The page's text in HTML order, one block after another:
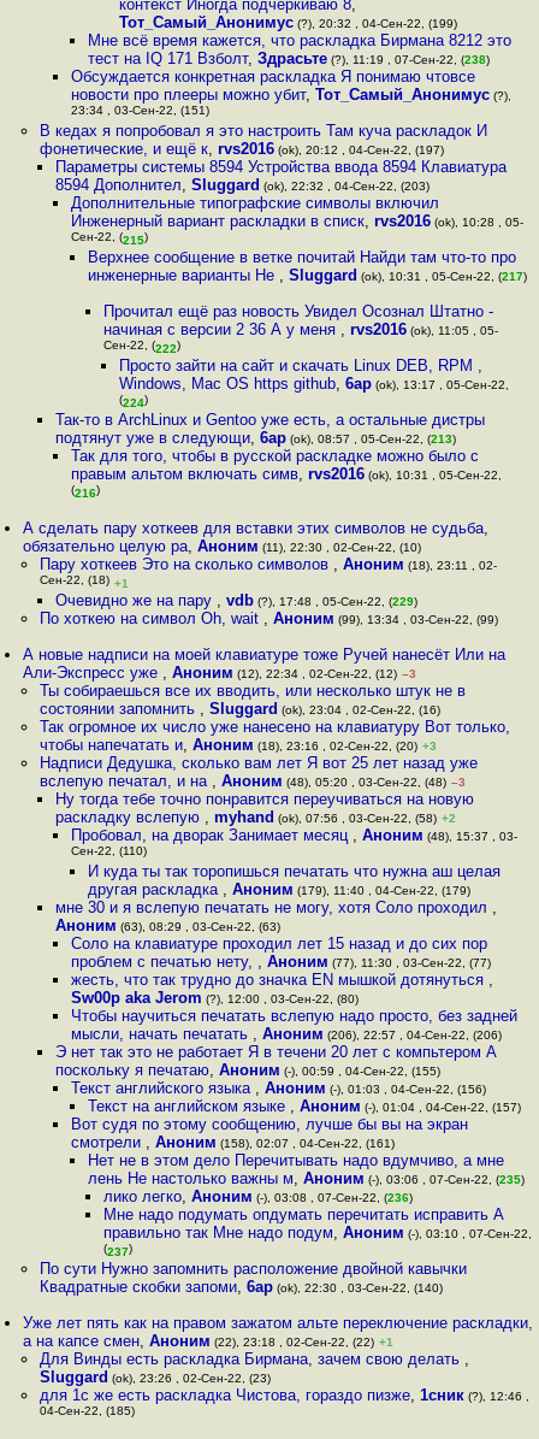
контекст Иногда подчёркиваю 8,
Тот_Самый_Анонимус (?), 20:32 , 04-Сен-22, (199)
Мне всё время кажется, что раскладка Бирмана 8212 это
тест на IQ 171 Взболт, Здрасьте(?), 11:19 , 07-Сен-22, (238)
Обсуждается конкретная раскладка Я понимаю чтовсе
новости про плееры можно убит,Тот_Самый_Анонимус (?),
23:34 , 03-Сен-22, (151)
В кедах я попробовал я это настроить Там куча раскладок И
фонетические, и ещё к, rvs2016(ok), 20:12 , 04-Сен-22, (197)
Параметры системы 8594 Устройства ввода 8594 Клавиатура
8594 Дополнител, Sluggard (ok), 22:32 , 04-Сен-22, (203)
Дополнительные типографские символы включил
Инженерный вариант раскладки в списк,rvs2016 (ok), 10:28 , 05-
Сен-22, (215)
Верхнее сообщение в ветке почитай Найди там что-то про
инженерные варианты Не , Sluggard (ok), 10:31 , 05-Сен-22, (217)
Прочитал ещё раз новость Увидел Осознал Штатно -
начиная с версии 2 36 А у меня , rvs2016(ok), 11:05 , 05-
Сен-22, (222)
Просто зайти на сайт и скачать Linux DEB, RPM ,
Windows, Mac OS https github,6ap (ok), 13:17 , 05-Сен-22,
(224)
Так-то в ArchLinux и Gentoo уже есть, а остальные дистры
подтянут уже в следующи, 6ap(ok), 08:57 , 05-Сен-22, (213)
Так для того, чтобы в русской раскладке можно было с
правым альтом включать симв,rvs2016 (ok), 10:31 , 05-Сен-22,
(216)
А сделать пару хоткеев для вставки этих символов не судьба,
обязательно целую ра,Аноним (11), 22:30 , 02-Сен-22, (10)
Пару хоткеев Это на сколько символов , Аноним (18), 23:11 , 02-
Сен-22, (18) +1
Очевидно же на пару , vdb(?), 17:48 , 05-Сен-22, (229)
По хоткею на символ Oh, wait , Аноним (99), 13:34 , 03-Сен-22, (99)
А новые надписи на моей клавиатуре тоже Ручей нанесёт Или на
Али-Экспресс уже ,Аноним (12), 22:34 , 02-Сен-22, (12) –3
Ты собираешься все их вводить, или несколько штук не в
состоянии запомнить , Sluggard (ok), 23:04 , 02-Сен-22, (16)
Так огромное их число уже нанесено на клавиатуру Вот только,
чтобы напечатать и, Аноним (18), 23:16 , 02-Сен-22, (20) +3
Надписи Дедушка, сколько вам лет Я вот 25 лет назад уже
вслепую печатал, и на , Аноним (48), 05:20 , 03-Сен-22, (48) –3
Ну тогда тебе точно понравится переучиваться на новую
раскладку вслепую , myhand (ok), 07:56 , 03-Сен-22, (58) +2
Пробовал, на дворак Занимает месяц ,Аноним (48), 15:37 , 03-
Сен-22, (110)
И куда ты так торопишься печатать что нужна аш целая
другая раскладка , Аноним (179), 11:40 , 04-Сен-22, (179)
мне 30 и я вслепую печатать не могу, хотя Соло проходил ,
Аноним (63), 08:29 , 03-Сен-22, (63)
Соло на клавиатуре проходил лет 15 назад и до сих пор
проблем с печатью нету, ,Аноним (77), 11:30 , 03-Сен-22, (77)
жесть, что так трудно до значка EN мышкой дотянуться ,
Sw00p aka Jerom (?), 12:00 , 03-Сен-22, (80)
Чтобы научиться печатать вслепую надо просто, без задней
мысли, начать печатать ,Аноним (206), 22:57 , 04-Сен-22, (206)
Э нет так это не работает Я в течени 20 лет с компьтером А
поскольку я печатаю, Аноним (-), 00:59 , 04-Сен-22, (155)
Текст английского языка ,Аноним (-), 01:03 , 04-Сен-22, (156)
Текст на английском языке , Аноним (-), 01:04 , 04-Сен-22, (157)
Вот судя по этому сообщению, лучше бы вы на экран
смотрели ,Аноним (158), 02:07 , 04-Сен-22, (161)
Нет не в этом дело Перечитывать надо вдумчиво, а мне
лень Не настолько важны м, Аноним (-), 03:06 , 07-Сен-22, (235)
лико легко, Аноним (-), 03:08 , 07-Сен-22, (236)
Мне надо подумать опдумать перечитать исправить А
правильно так Мне надо подум, Аноним (-), 03:10 , 07-Сен-22,
(237)
По сути Нужно запомнить расположение двойной кавычки
Квадратные скобки запоми, 6ap(ok), 22:30 , 03-Сен-22, (140)
Уже лет пять как на правом зажатом альте переключение раскладки,
а на капсе смен,Аноним (22), 23:18 , 02-Сен-22, (22) +1
Для Винды есть раскладка Бирмана, зачем свою делать ,
Sluggard (ok), 23:26 , 02-Сен-22, (23)
для 1с же есть раскладка Чистова, гораздо пизже, 1сник(?), 12:46 ,
04-Сен-22, (185)